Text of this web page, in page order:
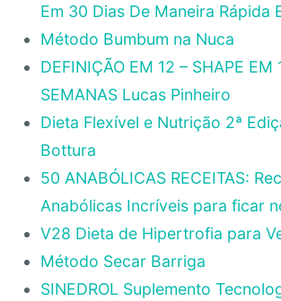
Em 30 Dias De Maneira Rápida
Método Bumbum na Nuca
DEFINIÇÃO EM 12 – SHAPE EM
SEMANAS Lucas Pinheiro
Dieta Flexível e Nutrição 2ª
Bottura
50 ANABÓLICAS RECEITAS:
Anabólicas Incríveis para ficar
V28 Dieta de Hipertrofia para
Método Secar Barriga
SINEDROL Suplemento